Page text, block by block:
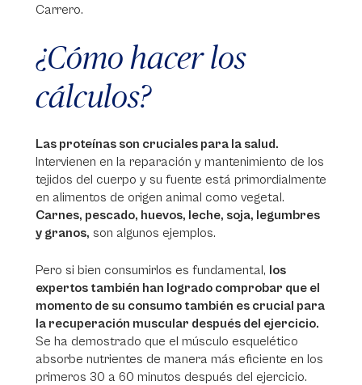
Carrero.
¿Cómo hacer los
cálculos?
Las proteínas son cruciales para la salud.
Intervienen en la reparación y mantenimiento de los
tejidos del cuerpo y su fuente está primordialmente
en alimentos de origen animal como vegetal.
Carnes, pescado, huevos, leche, soja, legumbres
y granos, son algunos ejemplos.
Pero si bien consumirlos es fundamental, los
expertos también han logrado comprobar que el
momento de su consumo también es crucial para
la recuperación muscular después del ejercicio.
Se ha demostrado que el músculo esquelético
absorbe nutrientes de manera más eficiente en los
primeros 30 a 60 minutos después del ejercicio.